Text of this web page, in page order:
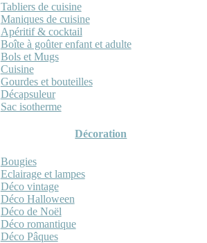
Tabliers de cuisine
Maniques de cuisine
Apéritif & cocktail
Boîte à goûter enfant et adulte
Bols et Mugs
Cuisine
Gourdes et bouteilles
Décapsuleur
Sac isotherme
Décoration
Bougies
Eclairage et lampes
Déco vintage
Déco Halloween
Déco de Noël
Déco romantique
Déco Pâques